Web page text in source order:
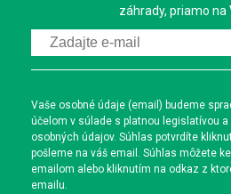
záhrady, priamo na
Vaše osobné údaje (email) budeme
účelom v súlade s platnou legislatívou
osobných údajov. Súhlas potvrdíte
pošleme na váš email. Súhlas môžete
emailom alebo kliknutím na odkaz z
emailu.